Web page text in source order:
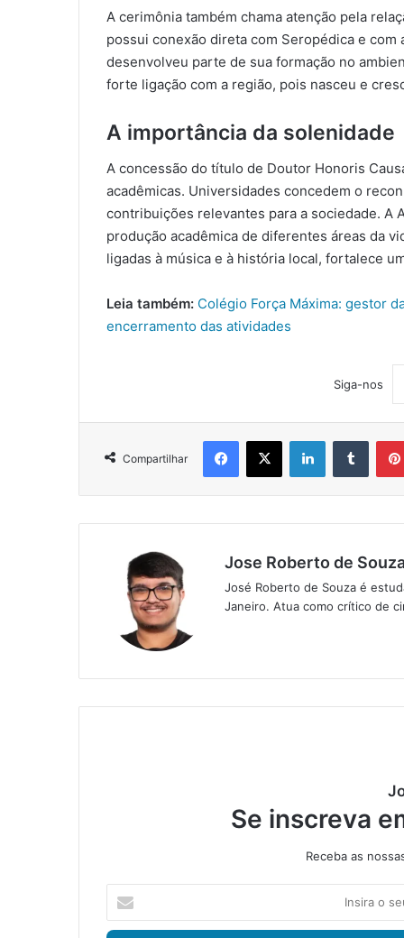
A cerimônia também chama atenção pela
possui conexão direta com Seropédica e com
desenvolveu parte de sua formação no
forte ligação com a região, pois nasceu e
A importância da solenidade
A concessão do título de Doutor Honoris
acadêmicas. Universidades concedem o
contribuições relevantes para a sociedade. A
produção acadêmica de diferentes áreas da
ligadas à música e à história local, fortalece
Leia também: Colégio Força Máxima: gestor
encerramento das atividades
Siga-nos
Compartilhar
Jose Roberto de
José Roberto de Souza é
Janeiro. Atua como crítico de
Se inscreva
Receba as
s